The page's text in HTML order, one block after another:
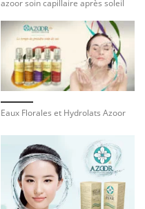
azoor soin capillaire après soleil
Eaux Florales et Hydrolats Azoor